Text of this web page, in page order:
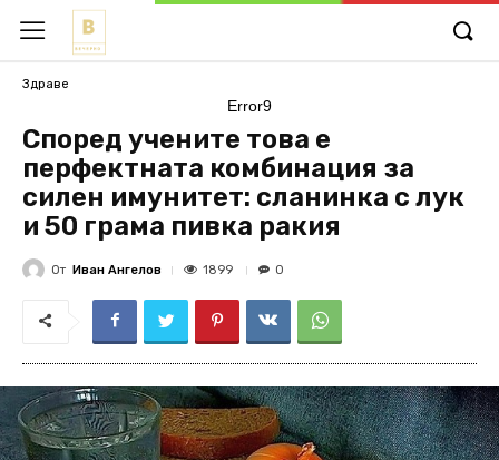
Здраве
Error9
Според учените това е
перфектната комбинация за
силен имунитет: сланинка с лук
и 50 грама пивка ракия
От Иван Ангелов 1899 0